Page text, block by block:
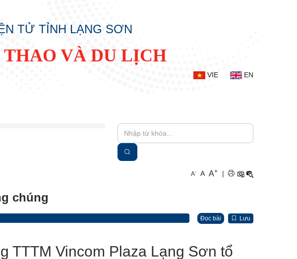
TỬ TỈNH LẠNG SƠN
THAO VÀ DU LỊCH
VIE EN
A- A A+ |
chúng
Đọc bài Lưu
TTTM Vincom Plaza Lạng Sơn tổ